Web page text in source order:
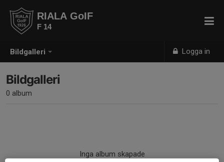
Bildgalleri Logga in
RIALA GoIF
F 14
Bildgalleri
0 album
Inga album skapade